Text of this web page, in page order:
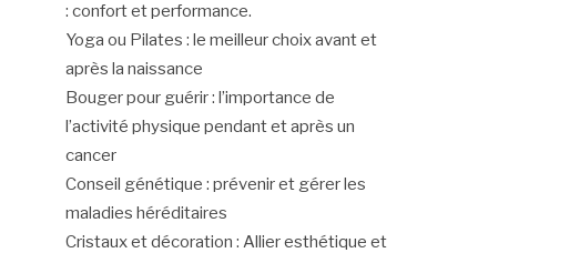
: confort et performance.
Yoga ou Pilates : le meilleur choix avant et
après la naissance
Bouger pour guérir : l’importance de
l’activité physique pendant et après un
cancer
Conseil génétique : prévenir et gérer les
maladies héréditaires
Cristaux et décoration : Allier esthétique et